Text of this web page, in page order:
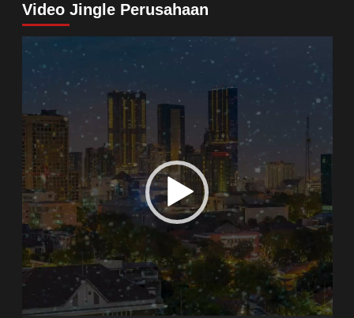
Video Jingle Perusahaan
Video
Player